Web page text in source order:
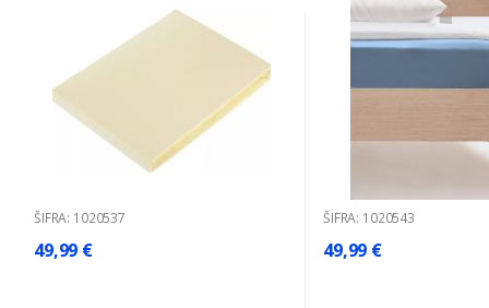
ŠIFRA: 1020537
49,99 €
ŠIFRA: 1020543
49,99 €